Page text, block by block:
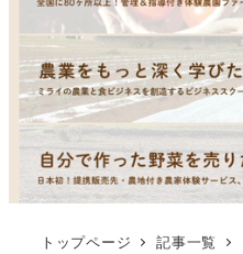
トップページ 記事一覧